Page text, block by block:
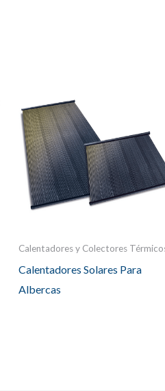
Calentadores y Colectores
Calentadores Solares Para
Albercas